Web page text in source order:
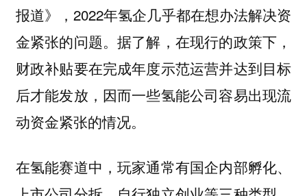
报道》，2022年氢企几乎都在想办法解决资
金紧张的问题。据了解，在现行的政策下，
财政补贴要在完成年度示范运营并达到目标
后才能发放，因而一些氢能公司容易出现流
动资金紧张的情况。
在氢能赛道中，玩家通常有国企内部孵化、